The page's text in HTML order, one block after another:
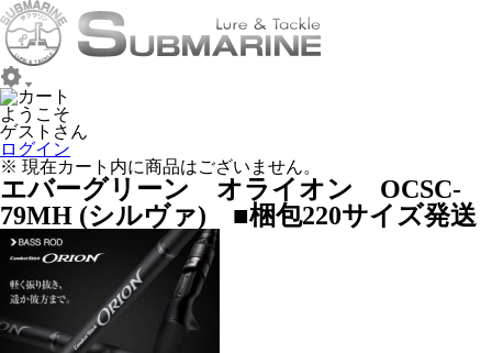
ようこそ
ゲストさん
ログイン
※ 現在カート内に商品はございません。
エバーグリーン オライオン OCSC-
79MH (シルヴァ) ■梱包220サイズ発送